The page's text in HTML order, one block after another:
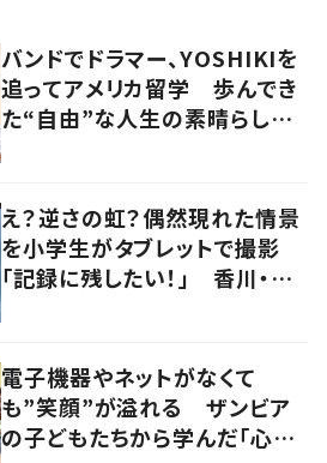
バンドでドラマー、YOSHIKIを
追ってアメリカ留学 歩んでき
た“自由”な人生の素晴らしさ
え？逆さの虹？偶然現れた情景
を小学生がタブレットで撮影
「記録に残したい！」 香川・高
電子機器やネットがなくて
も”笑顔”が溢れる ザンビア
の子どもたちから学んだ「心の